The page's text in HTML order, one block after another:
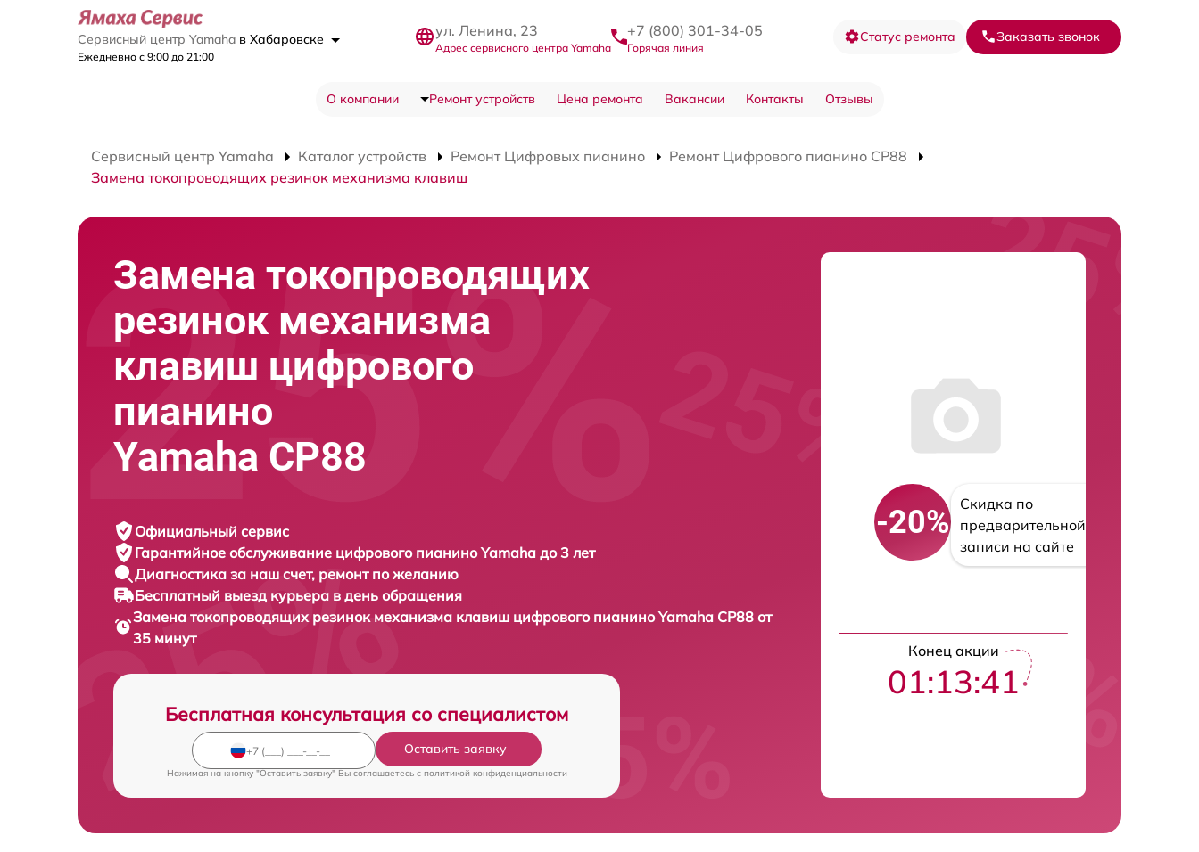
Сервисный центр Yamaha в Хабаровске
Ежедневно с 9:00 до 21:00
ул. Ленина, 23
Адрес сервисного центра Yamaha
+7 (800) 301-34-05
Горячая линия
Статус ремонта Заказать звонок
О компании Ремонт устройств Цена ремонта Вакансии Контакты Отзывы
Сервисный центр Yamaha Каталог устройств Ремонт Цифровых пианино
Ремонт Цифрового пианино CP88
Замена токопроводящих резинок механизма клавиш
Замена токопроводящих
резинок механизма
клавиш цифрового
пианино
Yamaha CP88
Официальный сервис
Гарантийное обслуживание цифрового пианино Yamaha до 3 лет
Диагностика за наш счет, ремонт по желанию
Бесплатный выезд курьера в день обращения
Замена токопроводящих резинок механизма клавиш цифрового пианиноYamaha CP88 от
35 минут
Бесплатная консультация со специалистом
Оставить заявку
Нажимая на кнопку "Оставить заявку" Вы соглашаетесь c политикой конфиденциальности
-20%
Скидка по
предварительной
записи на сайте
Конец акции
01:13:40